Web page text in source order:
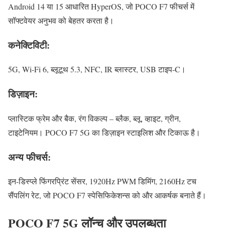
Android 14 या 15 आधारित HyperOS, जो POCO F7 फीचर्स में
सॉफ्टवेयर अनुभव को बेहतर करता है।
कनेक्टिविटी:
5G, Wi-Fi 6, ब्लूटूथ 5.3, NFC, IR ब्लास्टर, USB टाइप-C।
डिज़ाइन:
प्लास्टिक फ्रेम और बैक, रंग विकल्प – ब्लैक, ब्लू, व्हाइट, ग्रीन,
टाइटेनियम। POCO F7 5G का डिज़ाइन स्टाइलिश और टिकाऊ है।
अन्य फीचर्स:
इन-डिस्प्ले फिंगरप्रिंट सेंसर, 1920Hz PWM डिमिंग, 2160Hz टच
सैंपलिंग रेट, जो POCO F7 स्पेसिफिकेशन्स को और आकर्षक बनाते हैं।
POCO F7 5G लॉन्च और उपलब्धता